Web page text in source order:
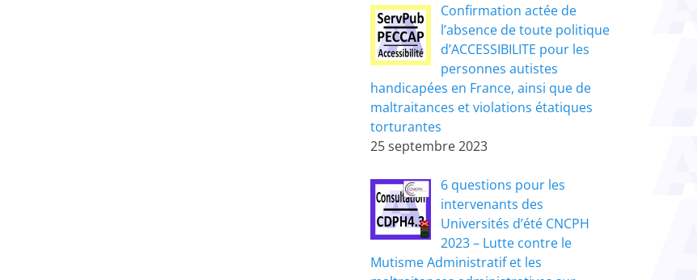
Confirmation actée de
l’absence de toute politique
d’ACCESSIBILITE pour les
personnes autistes
handicapées en France, ainsi que de
maltraitances et violations étatiques
torturantes
25 septembre 2023
6 questions pour les
intervenants des
Universités d’été CNCPH
2023 – Lutte contre le
Mutisme Administratif et les